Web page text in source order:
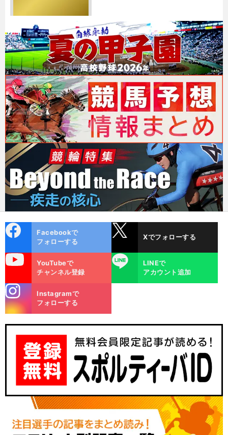
ok
Facebookで
フォローする
Xでフォローする
YouTubeで
チャンネル登録
LINE
LINEで
アカウント追加
m
Instagramで
フォローする